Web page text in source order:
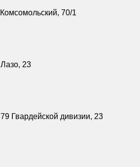
Комсомольский, 70/1
Лазо, 23
79 Гвардейской дивизии, 23